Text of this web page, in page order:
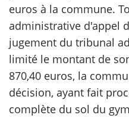
euros à la commune.
administrative d'appel
jugement du tribunal
limité le montant de
870,40 euros, la
décision, ayant fait
complète du sol du